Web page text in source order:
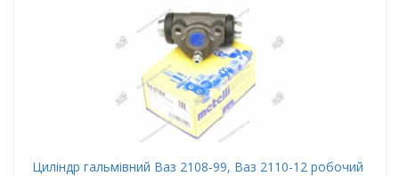
Циліндр гальмівний Ваз 2108-99, Ваз 2110-12 робочий